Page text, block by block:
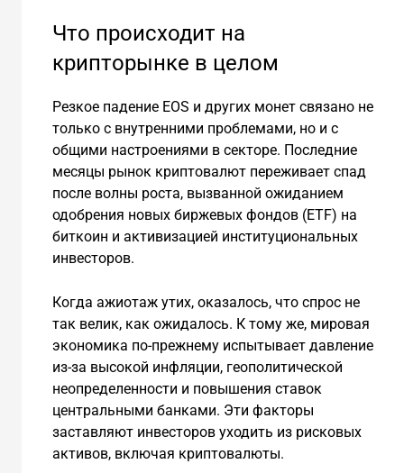
Что происходит на
крипторынке в целом
Резкое падение EOS и других монет связано не
только с внутренними проблемами, но и с
общими настроениями в секторе. Последние
месяцы рынок криптовалют переживает спад
после волны роста, вызванной ожиданием
одобрения новых биржевых фондов (ETF) на
биткоин и активизацией институциональных
инвесторов.
Когда ажиотаж утих, оказалось, что спрос не
так велик, как ожидалось. К тому же, мировая
экономика по-прежнему испытывает давление
из-за высокой инфляции, геополитической
неопределенности и повышения ставок
центральными банками. Эти факторы
заставляют инвесторов уходить из рисковых
активов, включая криптовалюты.